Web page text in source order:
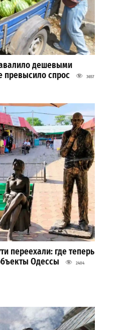
дешевыми
превысило спрос
3657
переехали: где теперь
Одессы
2404